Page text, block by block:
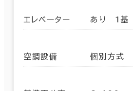
エレベーター あり 1基
空調設備 個別方式